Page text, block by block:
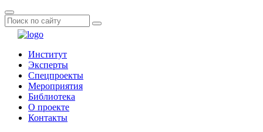
Институт
Эксперты
Спецпроекты
Мероприятия
Библиотека
О проекте
Контакты